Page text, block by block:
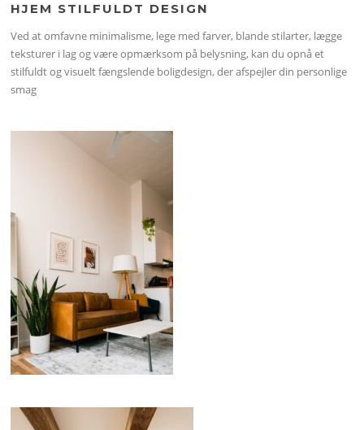
HJEM STILFULDT DESIGN
Ved at omfavne minimalisme, lege med farver, blande stilarter, lægge
teksturer i lag og være opmærksom på belysning, kan du opnå et
stilfuldt og visuelt fængslende boligdesign, der afspejler din personlige
smag